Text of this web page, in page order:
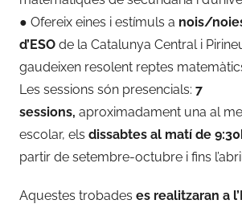
● Ofereix eines i estímuls a nois/
d’ESO de la Catalunya Central i
gaudeixen resolent reptes
Les sessions són presencials: 7
sessions, aproximadament una al
escolar, els dissabtes al matí de
partir de setembre-octubre i fins
Aquestes trobades es realitzaran a